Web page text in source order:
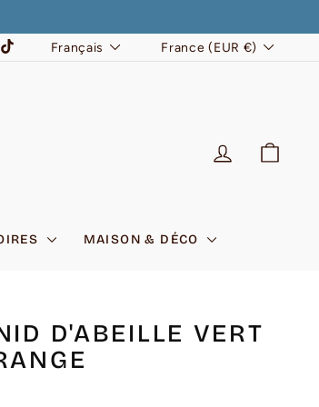
TikTok LANGUE
Français DEVISE
France (EUR €)
SE
MAISON & DÉCO
D'ABEILLE VERT